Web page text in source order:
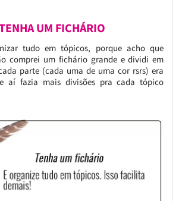
UM FICHÁRIO
tudo em tópicos, porque acho que
comprei um fichário grande e dividi em
parte (cada uma de uma cor rsrs) era
aí fazia mais divisões pra cada tópico